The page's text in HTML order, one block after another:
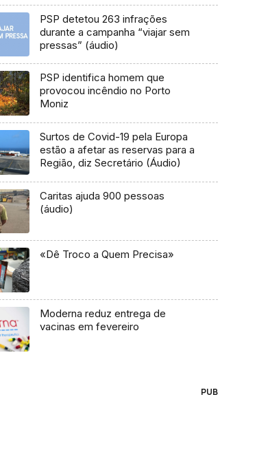
PSP detetou 263 infrações
durante a campanha “viajar sem
pressas” (áudio)
PSP identifica homem que
provocou incêndio no Porto
Moniz
Surtos de Covid-19 pela Europa
estão a afetar as reservas para a
Região, diz Secretário (Áudio)
Caritas ajuda 900 pessoas
(áudio)
«Dê Troco a Quem Precisa»
Moderna reduz entrega de
vacinas em fevereiro
PUB